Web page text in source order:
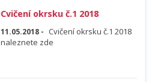
Cvičení okrsku č.1 2018
11.05.2018 - Cvičení okrsku č.1 2018
naleznete zde